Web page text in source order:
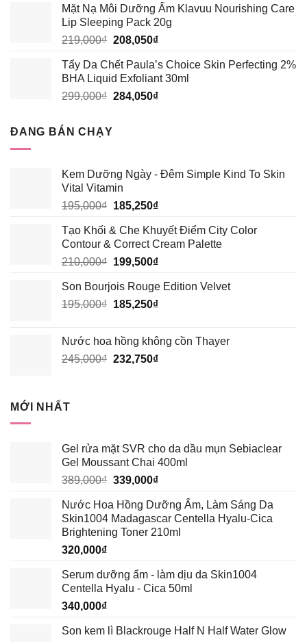
là:
195,000₫.
tại
là:
185,250₫.
Mặt Nạ Môi Dưỡng Ẩm Klavuu Nourishing Care
Lip Sleeping Pack 20g
219,000₫ Giá
là:
219,000₫.
208,050₫Giá
tại
là:
208,050₫.
Tẩy Da Chết Paula’s Choice Skin Perfecting 2%
BHA Liquid Exfoliant 30ml
299,000₫ Giá
284,050₫Giá
ĐANG BÁN CHẠY
Kem Dưỡng Ngày - Đêm Simple Kind To Skin
Vital Vitamin
195,000₫ Giá
là:
195,000₫.
185,250₫Giá
tại
là:
185,250₫.
Tạo Khối & Che Khuyết Điểm City Color
Contour & Correct Cream Palette
210,000₫ Giá
là:
210,000₫.
199,500₫Giá
tại
là:
Son Bourjois Rouge Edition Velvet
195,000₫ Giá
195,000₫.
185,250₫Giá
là:
185,250₫.
Nước hoa hồng không cồn Thayer
245,000₫ Giá
232,750₫Giá
MỚI NHẤT
Gel rửa mặt SVR cho da dầu mụn Sebiaclear
Gel Moussant Chai 400ml
389,000₫ Giá
là:
389,000₫.
339,000₫Giá
tại
là:
339,000₫.
Nước Hoa Hồng Dưỡng Ẩm, Làm Sáng Da
Skin1004 Madagascar Centella Hyalu-Cica
Brightening Toner 210ml
320,000₫
Serum dưỡng ẩm - làm dịu da Skin1004
Centella Hyalu - Cica 50ml
340,000₫
Son kem lì Blackrouge Half N Half Water Glow